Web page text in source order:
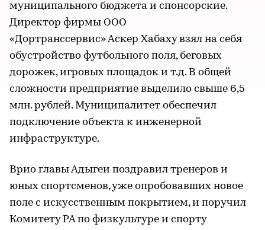
муниципального бюджета и спонсорские.
Директор фирмы ООО
«Дортранссервис» Аскер Хабаху взял на себя
обустройство футбольного поля, беговых
дорожек, игровых площадок и т.д. В общей
сложности предприятие выделило свыше 6,5
млн. рублей. Муниципалитет обеспечил
подключение объекта к инженерной
инфраструктуре.
Врио главы Адыгеи поздравил тренеров и
юных спортсменов, уже опробовавших новое
поле с искусственным покрытием, и поручил
Комитету РА по физкультуре и спорту